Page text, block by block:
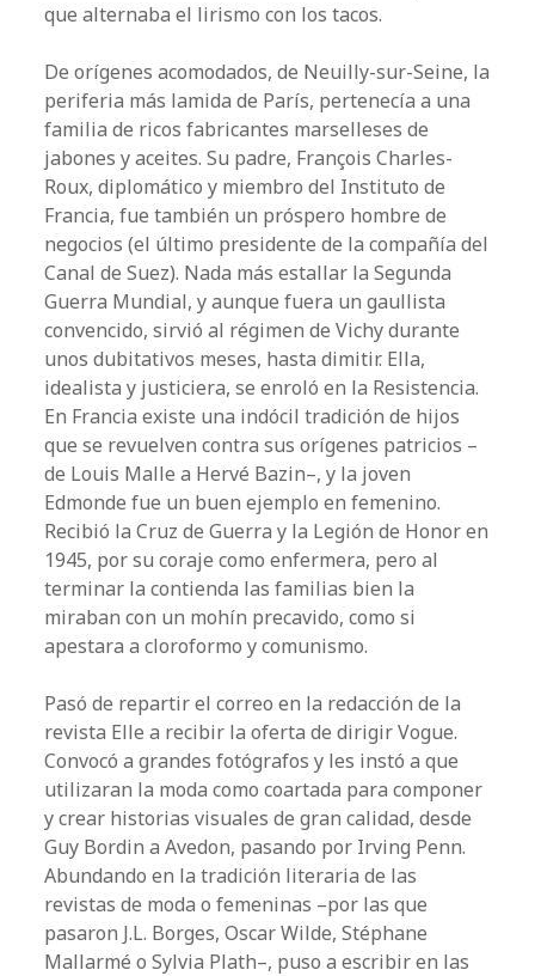
que alternaba el lirismo con los tacos.
De orígenes acomodados, de Neuilly-sur-Seine, la
periferia más lamida de París, pertenecía a una
familia de ricos fabricantes marselleses de
jabones y aceites. Su padre, François Charles-
Roux, diplomático y miembro del Instituto de
Francia, fue también un próspero hombre de
negocios (el último presidente de la compañía del
Canal de Suez). Nada más estallar la Segunda
Guerra Mundial, y aunque fuera un gaullista
convencido, sirvió al régimen de Vichy durante
unos dubitativos meses, hasta dimitir. Ella,
idealista y justiciera, se enroló en la Resistencia.
En Francia existe una indócil tradición de hijos
que se revuelven contra sus orígenes patricios –
de Louis Malle a Hervé Bazin–, y la joven
Edmonde fue un buen ejemplo en femenino.
Recibió la Cruz de Guerra y la Legión de Honor en
1945, por su coraje como enfermera, pero al
terminar la contienda las familias bien la
miraban con un mohín precavido, como si
apestara a cloroformo y comunismo.
Pasó de repartir el correo en la redacción de la
revista Elle a recibir la oferta de dirigir Vogue.
Convocó a grandes fotógrafos y les instó a que
utilizaran la moda como coartada para componer
y crear historias visuales de gran calidad, desde
Guy Bordin a Avedon, pasando por Irving Penn.
Abundando en la tradición literaria de las
revistas de moda o femeninas –por las que
pasaron J.L. Borges, Oscar Wilde, Stéphane
Mallarmé o Sylvia Plath–, puso a escribir en las